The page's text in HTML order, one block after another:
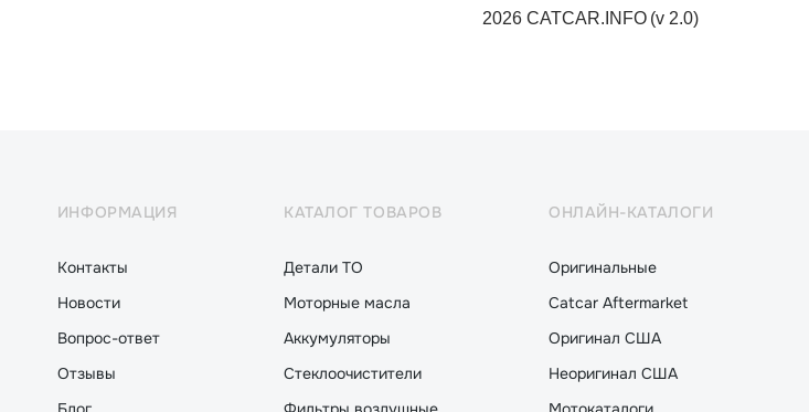
2026 CATCAR.INFO (v 2.0)
ИНФОРМАЦИЯ
Контакты
Новости
Вопрос-ответ
Отзывы
КАТАЛОГ ТОВАРОВ
Детали ТО
Моторные масла
Аккумуляторы
Стеклоочистители
ОНЛАЙН-КАТАЛОГИ
Оригинальные
Catcar Aftermarket
Оригинал США
Неоригинал США